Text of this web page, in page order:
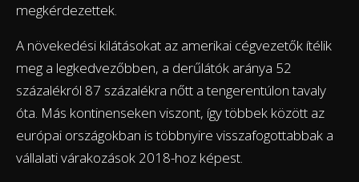
megkérdezettek.
A növekedési kilátásokat az amerikai cégvezetők ítélik
meg a legkedvezőbben, a derűlátók aránya 52
százalékról 87 százalékra nőtt a tengerentúlon tavaly
óta. Más kontinenseken viszont, így többek között az
európai országokban is többnyire visszafogottabbak a
vállalati várakozások 2018-hoz képest.